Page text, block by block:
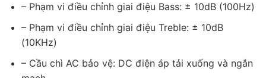
– Phạm vi điều chỉnh giai điệu Bass: ± 10dB (100Hz)
– Phạm vi điều chỉnh giai điệu Treble: ± 10dB
(10KHz)
– Cầu chì AC bảo vệ: DC điện áp tải xuống và ngắn